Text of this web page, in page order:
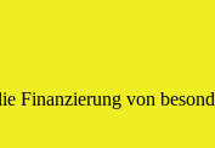
Finanzierung von